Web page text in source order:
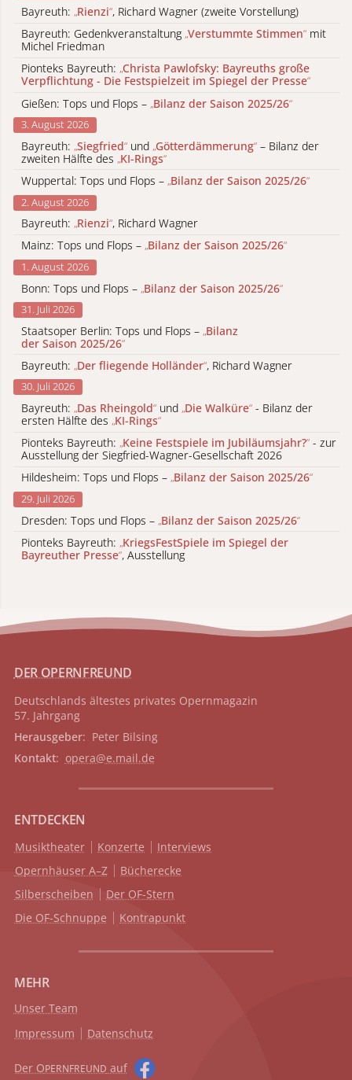
Bayreuth: „Rienzi“, Richard Wagner (zweite Vorstellung)
Bayreuth: Gedenkveranstaltung „Verstummte Stimmen“ mit
Michel Friedman
Pionteks Bayreuth: „Christa Pawlofsky: Bayreuths große
Verpflichtung - Die Festspielzeit im Spiegel der Presse“
Gießen: Tops und Flops – „Bilanz der Saison 2025/26“
3. August 2026
Bayreuth: „Siegfried“ und „Götterdämmerung“ – Bilanz der
zweiten Hälfte des „KI-Rings“
Wuppertal: Tops und Flops – „Bilanz der Saison 2025/26“
2. August 2026
Bayreuth: „Rienzi“, Richard Wagner
Mainz: Tops und Flops – „Bilanz der Saison 2025/26“
1. August 2026
Bonn: Tops und Flops – „Bilanz der Saison 2025/26“
31. Juli 2026
Staatsoper Berlin: Tops und Flops – „Bilanz
der Saison 2025/26“
Bayreuth: „Der fliegende Holländer“, Richard Wagner
30. Juli 2026
Bayreuth: „Das Rheingold“ und „Die Walküre“ - Bilanz der
ersten Hälfte des „KI-Rings“
Pionteks Bayreuth: „Keine Festspiele im Jubiläumsjahr?“ - zur
Ausstellung der Siegfried-Wagner-Gesellschaft 2026
Hildesheim: Tops und Flops – „Bilanz der Saison 2025/26“
29. Juli 2026
Dresden: Tops und Flops – „Bilanz der Saison 2025/26“
Pionteks Bayreuth: „KriegsFestSpiele im Spiegel der
Bayreuther Presse“, Ausstellung
DER OPERNFREUND
Deutschlands ältestes privates Opernmagazin
57. Jahrgang
Herausgeber: Peter Bilsing
Kontakt: opera@e.mail.de
ENTDECKEN
Musiktheater Konzerte
Interviews
Opernhäuser A–Z
Bücherecke
Silberscheiben
Der OF-Stern
Die OF-Schnuppe
Kontrapunkt
MEHR
Unser Team
Impressum
Datenschutz
Der OPERNFREUND auf